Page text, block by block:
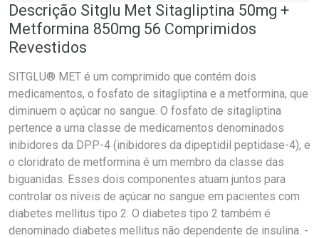
Descrição Sitglu Met Sitagliptina 50mg +
Metformina 850mg 56 Comprimidos
Revestidos
SITGLU® MET é um comprimido que contém dois
medicamentos, o fosfato de sitagliptina e a metformina, que
diminuem o açúcar no sangue. O fosfato de sitagliptina
pertence a uma classe de medicamentos denominados
inibidores da DPP-4 (inibidores da dipeptidil peptidase-4), e
o cloridrato de metformina é um membro da classe das
biguanidas. Esses dois componentes atuam juntos para
controlar os níveis de açúcar no sangue em pacientes com
diabetes mellitus tipo 2. O diabetes tipo 2 também é
denominado diabetes mellitus não dependente de insulina. -